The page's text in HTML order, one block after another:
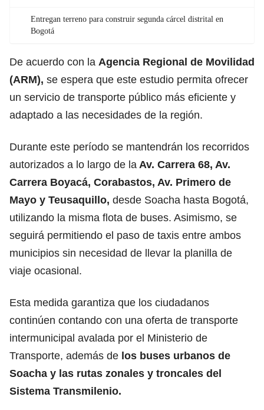
Entregan terreno para construir segunda cárcel distrital en
Bogotá
De acuerdo con la Agencia Regional de Movilidad
(ARM), se espera que este estudio permita ofrecer
un servicio de transporte público más eficiente y
adaptado a las necesidades de la región.
Durante este período se mantendrán los recorridos
autorizados a lo largo de la Av. Carrera 68, Av.
Carrera Boyacá, Corabastos, Av. Primero de
Mayo y Teusaquillo, desde Soacha hasta Bogotá,
utilizando la misma flota de buses. Asimismo, se
seguirá permitiendo el paso de taxis entre ambos
municipios sin necesidad de llevar la planilla de
viaje ocasional.
Esta medida garantiza que los ciudadanos
continúen contando con una oferta de transporte
intermunicipal avalada por el Ministerio de
Transporte, además de los buses urbanos de
Soacha y las rutas zonales y troncales del
Sistema Transmilenio.